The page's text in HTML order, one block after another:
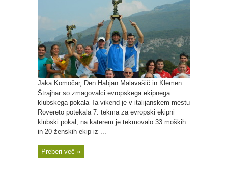
Jaka Komočar, Den Habjan Malavašič in Klemen
Štrajhar so zmagovalci evropskega ekipnega
klubskega pokala Ta vikend je v italijanskem mestu
Rovereto potekala 7. tekma za evropski ekipni
klubski pokal, na katerem je tekmovalo 33 moških
in 20 ženskih ekip iz ...
Preberi več »